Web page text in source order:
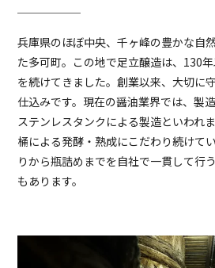
兵庫県のほぼ中央、千ヶ峰の豊かな自
た多可町。この地で足立醸造は、130
を続けてきました。創業以来、大切に
仕込みです。現在の醤油業界では、製
ステンレスタンクによる製造といわれ
桶による発酵・熟成にこだわり続けて
りから瓶詰めまでを自社で一貫して行
もあります。